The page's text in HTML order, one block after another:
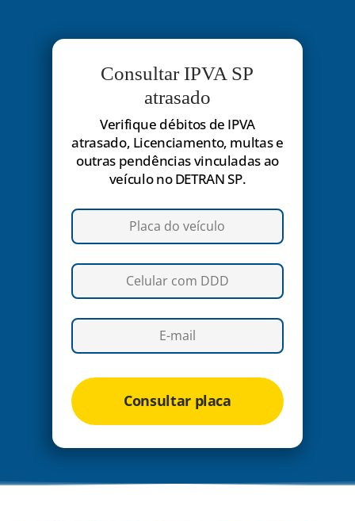
Consultar IPVA SP
atrasado
Verifique débitos de IPVA
atrasado, Licenciamento, multas e
outras pendências vinculadas ao
veículo no DETRAN SP.
Consultar placa